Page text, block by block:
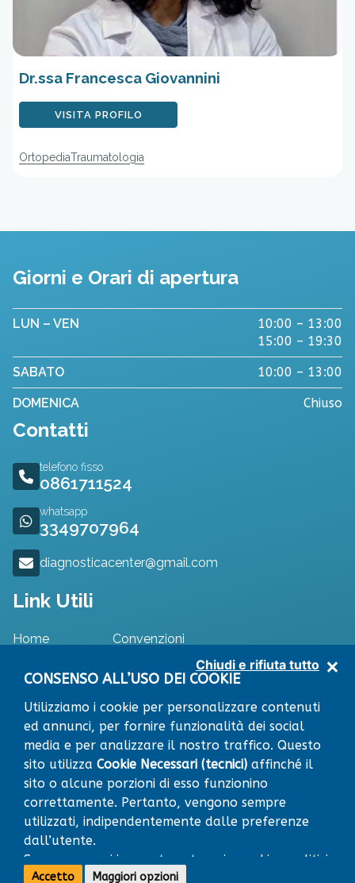
Chiudi e rifiuta tutto
CONSENSO ALL’USO DEI COOKIE
Utilizziamo i cookie per personalizzare contenuti
ed annunci, per fornire funzionalità dei social
media e per analizzare il nostro traffico. Questo
sito utilizza Cookie Necessari (tecnici) affinché il
sito o alcune porzioni di esso funzionino
correttamente. Pertanto, vengono sempre
utilizzati, indipendentemente dalle preferenze
dall’utente.
Sono compresi in questa categoria cookie analitici
(per fini statistici) che non comportano
Accetto Maggiori opzioni
Dr.ssa Francesca Giovannini
VISITA PROFILO
OrtopediaTraumatologia
Giorni e Orari di apertura
LUN – VEN
10:00 – 13:00
15:00 – 19:30
SABATO 10:00 – 13:00
DOMENICA Chiuso
Contatti
telefono fisso
0861711524
whatsapp
3349707964
diagnosticacenter@gmail.com
Link Utili
Home
Convenzioni
Contatti
RICHIEDI APPUNTAMENTO
Centro Diagnostico
64014 MARTINSICURO (TE)
×
+
−
Leaflet |© OpenStreetMap contributors
C.S.M.D. VALVIBRATA SRL all'insegna DIAGNOSTIC CENTER, via
Risorgimento snc 64014 Martinsicuro (TE) - Tel. 0861711524 - P.I.
01880140676 - pec: cmdvalvibratasrl@pec.it